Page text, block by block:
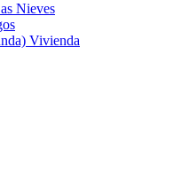
Nieves
Vivienda